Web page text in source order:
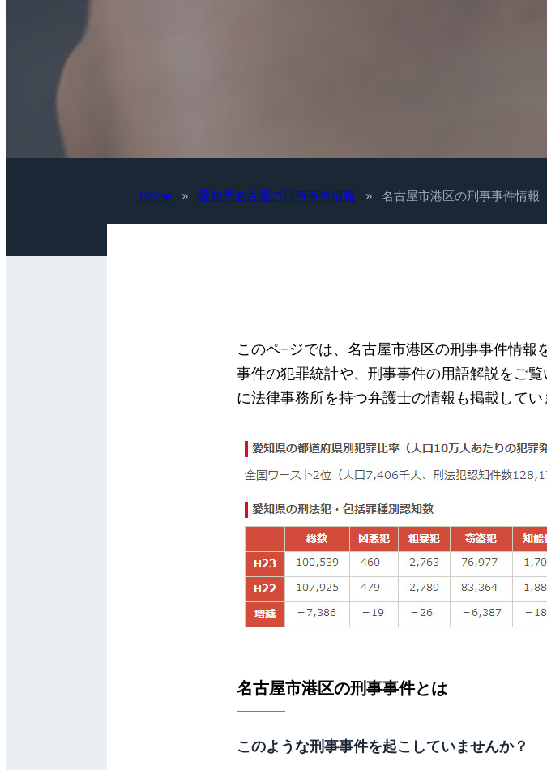
Home » 愛知県名古屋の刑事事件情報 » 名古屋市港区の刑事事件情報
このペ−ジでは、名古屋市港区の刑事事件情
事件の犯罪統計や、刑事事件の用語解説をご
に法律事務所を持つ弁護士の情報も掲載してい
名古屋市港区の刑事事件とは
このような刑事事件を起こしていませんか？